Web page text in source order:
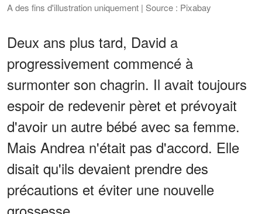
A des fins d'illustration uniquement | Source : Pixabay
Deux ans plus tard, David a
progressivement commencé à
surmonter son chagrin. Il avait toujours
espoir de redevenir pèret et prévoyait
d'avoir un autre bébé avec sa femme.
Mais Andrea n'était pas d'accord. Elle
disait qu'ils devaient prendre des
précautions et éviter une nouvelle